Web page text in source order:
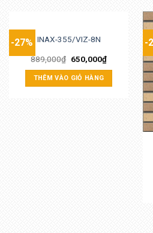
-27% INAX-355/VIZ-8N
889,000₫ 650,000₫
THÊM VÀO GIỎ HÀNG
-